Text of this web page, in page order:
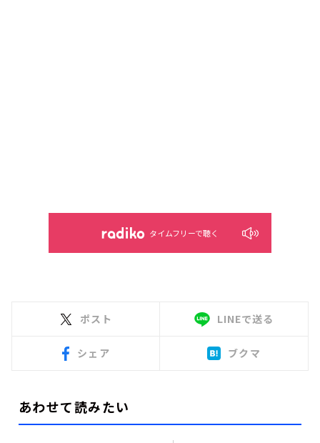
タイムフリーで聴く
ポスト LINEで送る
シェア ブクマ
あわせて読みたい